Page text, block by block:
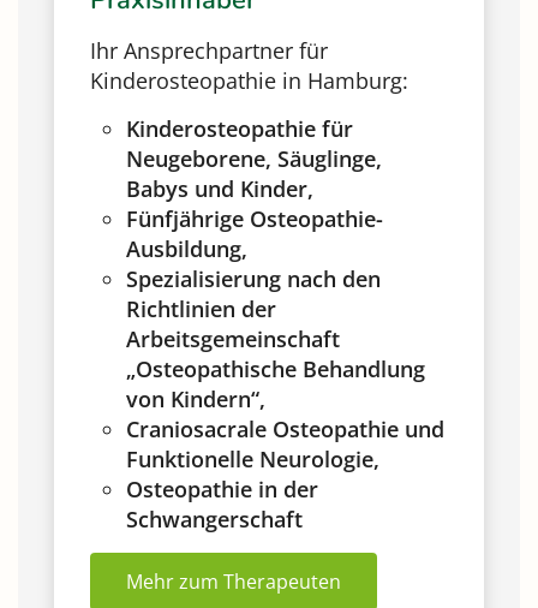
Ihr Ansprechpartner für
Kinderosteopathie in Hamburg:
Kinderosteopathie für
Neugeborene, Säuglinge,
Babys und Kinder,
Fünfjährige Osteopathie-
Ausbildung,
Spezialisierung nach den
Richtlinien der
Arbeitsgemeinschaft
„Osteopathische Behandlung
von Kindern“,
Craniosacrale Osteopathie und
Funktionelle Neurologie,
Osteopathie in der
Schwangerschaft
Mehr zum Therapeuten